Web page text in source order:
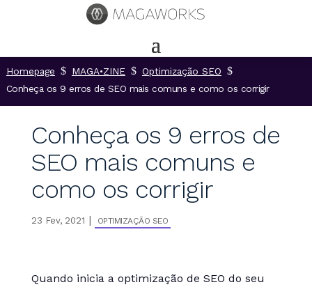
Homepage $ MAGA•ZINE $ Optimização SEO $
Conheça os 9 erros de SEO mais comuns e como os corrigir
Conheça os 9 erros de
SEO mais comuns e
como os corrigir
23 Fev, 2021 | OPTIMIZAÇÃO SEO
Quando inicia a optimização de SEO do seu